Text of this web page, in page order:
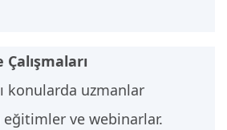
konularda uzmanlar
ve webinarlar.